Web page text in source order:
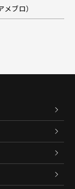
ブロ）